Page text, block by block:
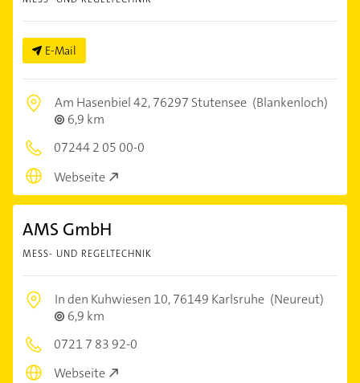
E-Mail
Am Hasenbiel 42,76297 Stutensee (Blankenloch)
6,9 km
07244 2 05 00-0
Webseite
AMS GmbH
MESS- UND REGELTECHNIK
In den Kuhwiesen 10,76149 Karlsruhe (Neureut)
6,9 km
0721 7 83 92-0
Webseite